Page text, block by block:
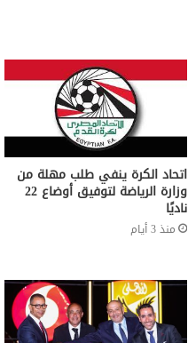
اتحاد الكرة ينفي طلب مهلة من
وزارة الرياضة لتوفيق أوضاع 22
ناديًا
منذ 3 أيام